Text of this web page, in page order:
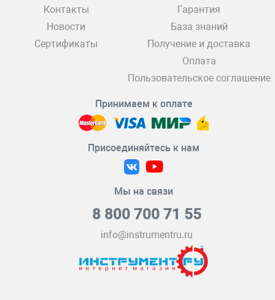
Контакты
Новости
Сертификаты
Гарантия
База знаний
Получение и доставка
Оплата
Пользовательское соглашение
Принимаем к оплате
Присоединяйтесь к нам
Мы на связи
8 800 700 71 55
info@instrumentru.ru